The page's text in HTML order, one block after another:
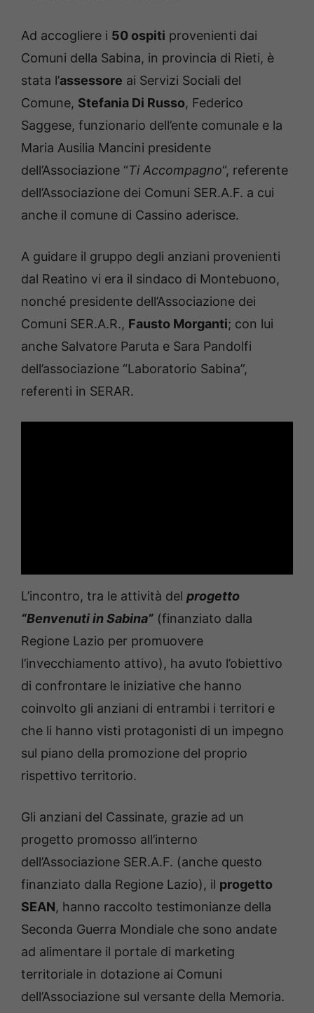
Ad accogliere i 50 ospiti provenienti dai
Comuni della Sabina, in provincia di Rieti, è
stata l’assessore ai Servizi Sociali del
Comune, Stefania Di Russo, Federico
Saggese, funzionario dell’ente comunale e la
Maria Ausilia Mancini presidente
dell’Associazione “Ti Accompagno“, referente
dell’Associazione dei Comuni SER.A.F. a cui
anche il comune di Cassino aderisce.
A guidare il gruppo degli anziani provenienti
dal Reatino vi era il sindaco di Montebuono,
nonché presidente dell’Associazione dei
Comuni SER.A.R., Fausto Morganti; con lui
anche Salvatore Paruta e Sara Pandolfi
dell’associazione “Laboratorio Sabina”,
referenti in SERAR.
L’incontro, tra le attività del progetto
“Benvenuti in Sabina” (finanziato dalla
Regione Lazio per promuovere
l’invecchiamento attivo), ha avuto l’obiettivo
di confrontare le iniziative che hanno
coinvolto gli anziani di entrambi i territori e
che li hanno visti protagonisti di un impegno
sul piano della promozione del proprio
rispettivo territorio.
Gli anziani del Cassinate, grazie ad un
progetto promosso all’interno
dell’Associazione SER.A.F. (anche questo
finanziato dalla Regione Lazio), il progetto
SEAN, hanno raccolto testimonianze della
Seconda Guerra Mondiale che sono andate
ad alimentare il portale di marketing
territoriale in dotazione ai Comuni
dell’Associazione sul versante della Memoria.